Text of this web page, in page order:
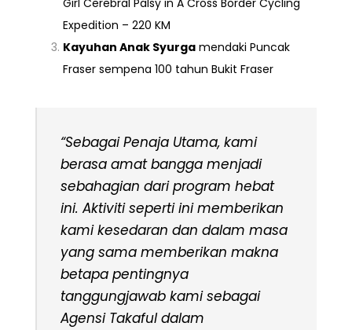
Girl Cerebral Palsy in A Cross Border Cycling
Expedition – 220 KM
Kayuhan Anak Syurga mendaki Puncak
Fraser sempena 100 tahun Bukit Fraser
“Sebagai Penaja Utama, kami
berasa amat bangga menjadi
sebahagian dari program hebat
ini. Aktiviti seperti ini memberikan
kami kesedaran dan dalam masa
yang sama memberikan makna
betapa pentingnya
tanggungjawab kami sebagai
Agensi Takaful dalam